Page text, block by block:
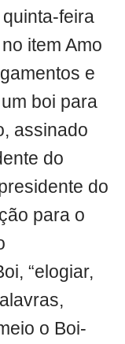
feira
item Amo
e
boi para
assinado
do
do
para o
“elogiar,
o Boi-